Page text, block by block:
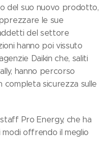
del suo nuovo prodotto,
le sue
del settore
hanno poi vissuto
Daikin che, saliti
hanno percorso
completa sicurezza sulle
Pro Energy, che ha
offrendo il meglio